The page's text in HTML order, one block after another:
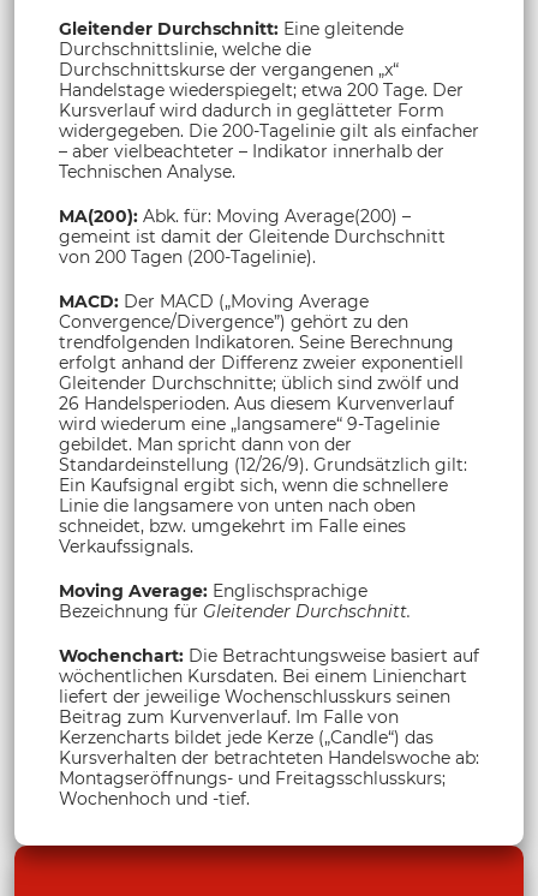
Gleitender Durchschnitt: Eine gleitende
Durchschnittslinie, welche die
Durchschnittskurse der vergangenen „x“
Handelstage wiederspiegelt; etwa 200 Tage. Der
Kursverlauf wird dadurch in geglätteter Form
widergegeben. Die 200-Tagelinie gilt als einfacher
– aber vielbeachteter – Indikator innerhalb der
Technischen Analyse.
MA(200): Abk. für: Moving Average(200) –
gemeint ist damit der Gleitende Durchschnitt
von 200 Tagen (200-Tagelinie).
MACD: Der MACD („Moving Average
Convergence/Divergence”) gehört zu den
trendfolgenden Indikatoren. Seine Berechnung
erfolgt anhand der Differenz zweier exponentiell
Gleitender Durchschnitte; üblich sind zwölf und
26 Handelsperioden. Aus diesem Kurvenverlauf
wird wiederum eine „langsamere“ 9-Tagelinie
gebildet. Man spricht dann von der
Standardeinstellung (12/26/9). Grundsätzlich gilt:
Ein Kaufsignal ergibt sich, wenn die schnellere
Linie die langsamere von unten nach oben
schneidet, bzw. umgekehrt im Falle eines
Verkaufssignals.
Moving Average: Englischsprachige
Bezeichnung für Gleitender Durchschnitt.
Wochenchart: Die Betrachtungsweise basiert auf
wöchentlichen Kursdaten. Bei einem Linienchart
liefert der jeweilige Wochenschlusskurs seinen
Beitrag zum Kurvenverlauf. Im Falle von
Kerzencharts bildet jede Kerze („Candle“) das
Kursverhalten der betrachteten Handelswoche ab:
Montagseröffnungs- und Freitagsschlusskurs;
Wochenhoch und -tief.